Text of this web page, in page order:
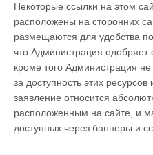
Некоторые ссылки на этом
расположены на сторонних
размещаются для удобства
что Администрация одобряет
кроме того Администрация не
за доступность этих
заявление относится
расположенным на сайте, и
доступных через баннеры и